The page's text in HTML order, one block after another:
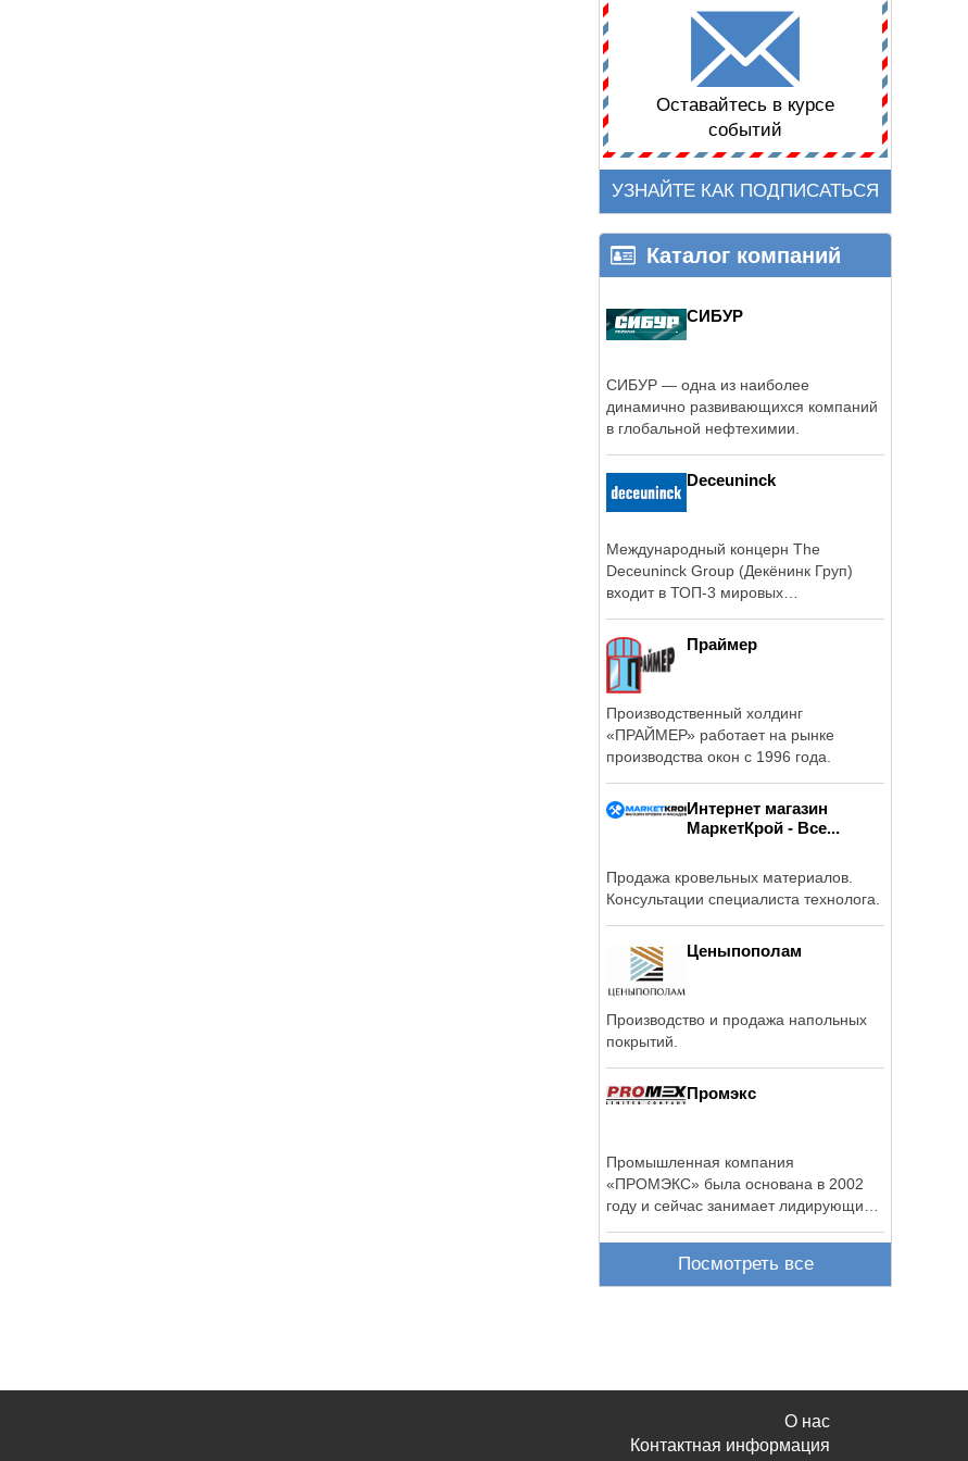
Оставайтесь в курсе
событий
УЗНАЙТЕ КАК ПОДПИСАТЬСЯ
Каталог компаний
СИБУР
СИБУР — одна из наиболее
динамично развивающихся компаний
в глобальной нефтехимии.
Deceuninck
Международный концерн The
Deceuninck Group (Декёнинк Груп)
входит в ТОП-3 мировых
Праймер
Производственный холдинг
«ПРАЙМЕР» работает на рынке
производства окон с 1996 года.
Интернет магазин
МаркетКрой - Все...
Продажа кровельных материалов.
Консультации специалиста технолога.
Ценыпополам
Производство и продажа напольных
покрытий.
Промэкс
Промышленная компания
«ПРОМЭКС» была основана в 2002
году и сейчас занимает лидирующие
Посмотреть все
О нас
Контактная информация